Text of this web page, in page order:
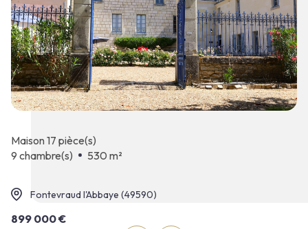
maison 17 pièce(s)
9 chambre(s)
530 m²
Fontevraud l'Abbaye (49590)
899 000 €